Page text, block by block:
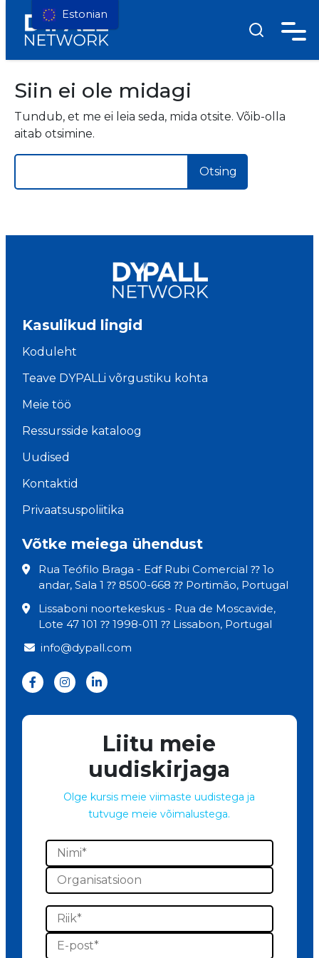
Siin ei ole midagi
Tundub, et me ei leia seda, mida otsite. Võib-olla
aitab otsimine.
Kasulikud lingid
Koduleht
Teave DYPALLi võrgustiku kohta
Meie töö
Ressursside kataloog
Uudised
Kontaktid
Privaatsuspoliitika
Võtke meiega ühendust
Rua Teófilo Braga - Edf Rubi Comercial ⁇ 1o
andar, Sala 1 ⁇ 8500-668 ⁇ Portimão, Portugal
Lissaboni noortekeskus - Rua de Moscavide,
Lote 47 101 ⁇ 1998-011 ⁇ Lissabon, Portugal
info@dypall.com
Liitu meie
uudiskirjaga
Olge kursis meie viimaste uudistega ja
tutvuge meie võimalustega.
Estonian